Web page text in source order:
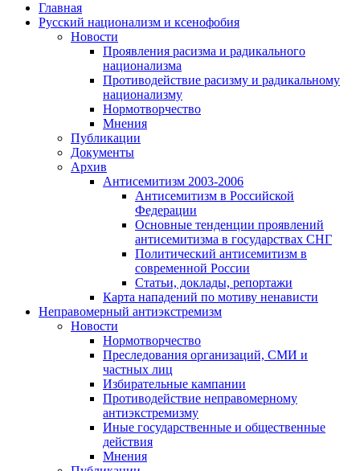
Главная
Русский национализм и ксенофобия
Новости
Проявления расизма и радикального
национализма
Противодействие расизму и радикальному
национализму
Нормотворчество
Мнения
Публикации
Документы
Архив
Антисемитизм 2003-2006
Антисемитизм в Российской
Федерации
Основные тенденции проявлений
антисемитизма в государствах СНГ
Политический антисемитизм в
современной России
Статьи, доклады, репортажи
Карта нападений по мотиву ненависти
Неправомерный антиэкстремизм
Новости
Нормотворчество
Преследования организаций, СМИ и
частных лиц
Избирательные кампании
Противодействие неправомерному
антиэкстремизму
Иные государственные и общественные
действия
Мнения